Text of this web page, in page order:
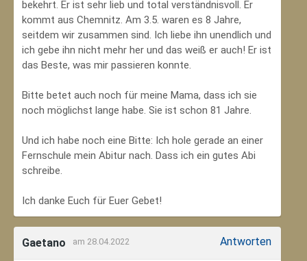
bekehrt. Er ist sehr lieb und total verständnisvoll. Er
kommt aus Chemnitz. Am 3.5. waren es 8 Jahre,
seitdem wir zusammen sind. Ich liebe ihn unendlich und
ich gebe ihn nicht mehr her und das weiß er auch! Er ist
das Beste, was mir passieren konnte.
Bitte betet auch noch für meine Mama, dass ich sie
noch möglichst lange habe. Sie ist schon 81 Jahre.
Und ich habe noch eine Bitte: Ich hole gerade an einer
Fernschule mein Abitur nach. Dass ich ein gutes Abi
schreibe.
Ich danke Euch für Euer Gebet!
Gaetano am 28.04.2022 Antworten